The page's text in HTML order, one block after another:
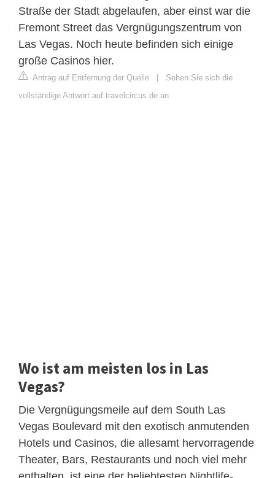
Straße der Stadt abgelaufen, aber einst war die
Fremont Street das Vergnügungszentrum von
Las Vegas. Noch heute befinden sich einige
große Casinos hier.
Antrag auf Entfernung der Quelle
Sehen Sie sich die
vollständige Antwort auf travelcircus.de an
Wo ist am meisten los in Las
Vegas?
Die Vergnügungsmeile auf dem South Las
Vegas Boulevard mit den exotisch anmutenden
Hotels und Casinos, die allesamt hervorragende
Theater, Bars, Restaurants und noch viel mehr